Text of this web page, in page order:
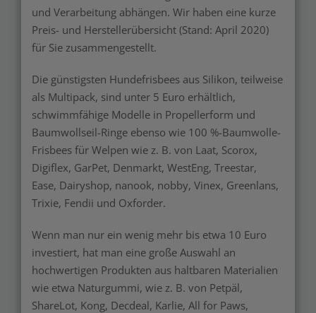
und Verarbeitung abhängen. Wir haben eine kurze
Preis- und Herstellerübersicht (Stand: April 2020)
für Sie zusammengestellt.
Die günstigsten Hundefrisbees aus Silikon, teilweise
als Multipack, sind unter 5 Euro erhältlich,
schwimmfähige Modelle in Propellerform und
Baumwollseil-Ringe ebenso wie 100 %-Baumwolle-
Frisbees für Welpen wie z. B. von Laat, Scorox,
Digiflex, GarPet, Denmarkt, WestEng, Treestar,
Ease, Dairyshop, nanook, nobby, Vinex, Greenlans,
Trixie, Fendii und Oxforder.
Wenn man nur ein wenig mehr bis etwa 10 Euro
investiert, hat man eine große Auswahl an
hochwertigen Produkten aus haltbaren Materialien
wie etwa Naturgummi, wie z. B. von Petpäl,
ShareLot, Kong, Decdeal, Karlie, All for Paws,